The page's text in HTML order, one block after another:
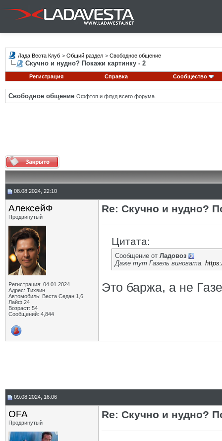
Лада Веста Клуб > Общий раздел > Свободное общение
Скучно и нудно? Покажи картинку - 2
Регистрация Справка Сообщество
Свободное общение Оффтоп и флуд всего форума.
08.08.2024, 22:10
АлексейФ
Продвинутый
Регистрация: 04.01.2024
Адрес: Тихвин
Автомобиль: Веста Седан 1,6
Лайф 24
Возраст: 54
Сообщений: 4,844
Re: Скучно и нудно?
Цитата:
Сообщение от Ладовоз
Даже тут Газель виновата.
Это баржа, а не
09.08.2024, 16:06
OFA
Продвинутый
Re: Скучно и нудно?